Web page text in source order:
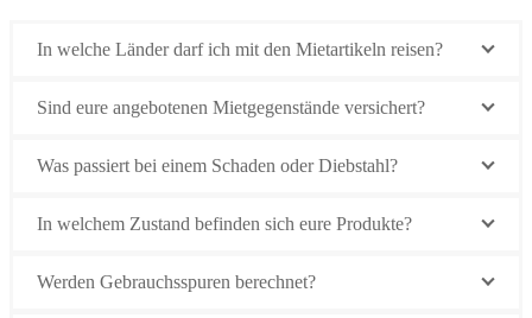
In welche Länder darf ich mit den Mietartikeln reisen?
Sind eure angebotenen Mietgegenstände versichert?
Was passiert bei einem Schaden oder Diebstahl?
In welchem Zustand befinden sich eure Produkte?
Werden Gebrauchsspuren berechnet?